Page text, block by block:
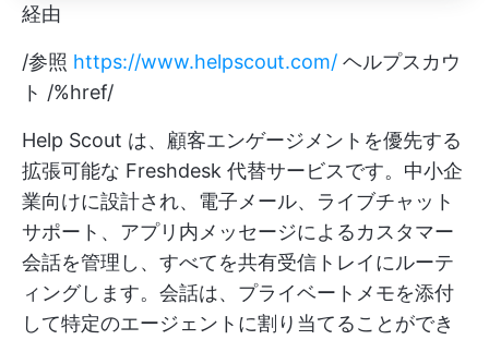
経由
/参照 https://www.helpscout.com/ ヘルプスカウ
ト /%href/
Help Scout は、顧客エンゲージメントを優先する
拡張可能な Freshdesk 代替サービスです。中小企
業向けに設計され、電子メール、ライブチャット
サポート、アプリ内メッセージによるカスタマー
会話を管理し、すべてを共有受信トレイにルーテ
ィングします。会話は、プライベートメモを添付
して特定のエージェントに割り当てることができ